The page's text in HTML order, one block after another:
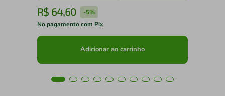
R$ 64,60 -5%
No pagamento com Pix
Adicionar ao carrinho